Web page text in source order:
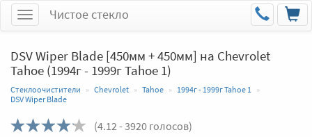
МенюЧистое стекло
DSV Wiper Blade [450мм + 450мм] на Chevrolet
Tahoe (1994г - 1999г Tahoe 1)
Стеклоочистители Chevrolet Tahoe
1994г - 1999г Tahoe 1
DSV Wiper Blade
(4.12- 3920 голосов)